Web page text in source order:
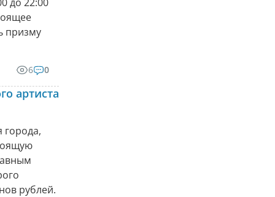
призму
6 0
артиста
города,
рублей.